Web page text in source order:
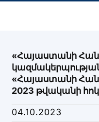
«Հայաստանի
«Հայաստանի
2023 թվականի
04.10.2023